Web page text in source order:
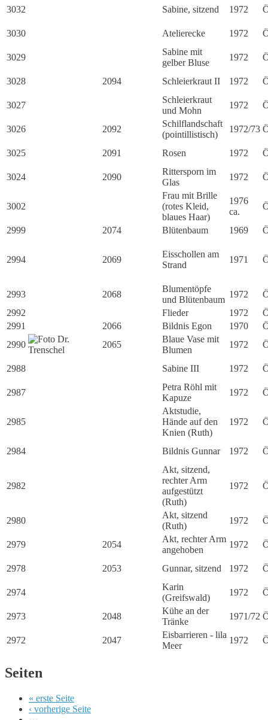
3032 Sabine, sitzend 1972
3030 Atelierecke 1972
3029
Sabine mit
gelber Bluse
1972
3028 2094 Schleierkraut II 1972
3027
Schleierkraut
und Mohn
1972
3026 2092
Schilflandschaft
(pointillistisch)
1972/73
3025 2091 Rosen 1972
3024 2090
Rittersporn im
Glas
1972
3002
Frau mit Brille
(rotes Kleid,
blaues Haar)
1976
ca.
2999 2074 Blütenbaum 1969
2994 2069
Eisschollen am
Strand
1971
2993 2068
Blumentöpfe
und Blütenbaum
1972
2992
Flieder 1972
2991
2066 Bildnis Egon 1970
2990
2065
Blaue Vase mit
Blumen
1972
2988 Sabine III 1972
2987
Petra Röhl mit
Kapuze
1972
2985
Aktstudie,
Hände auf den
Knien (Ruth)
1972
2984 Bildnis Gunnar 1972
2982
Akt, sitzend,
rechter Arm
aufgestützt
(Ruth)
1972
2980
Akt, sitzend
(Ruth)
1972
2979 2054
Akt, rechter Arm
angehoben
1972
2978 2053 Gunnar, sitzend 1972
2974
Karin
(Greifswald)
1972
2973 2048
Kühe an der
Tränke
1971/72
2972 2047
Eisbarrieren - lila
Meer
1972
Seiten
« erste Seite
‹ vorherige Seite